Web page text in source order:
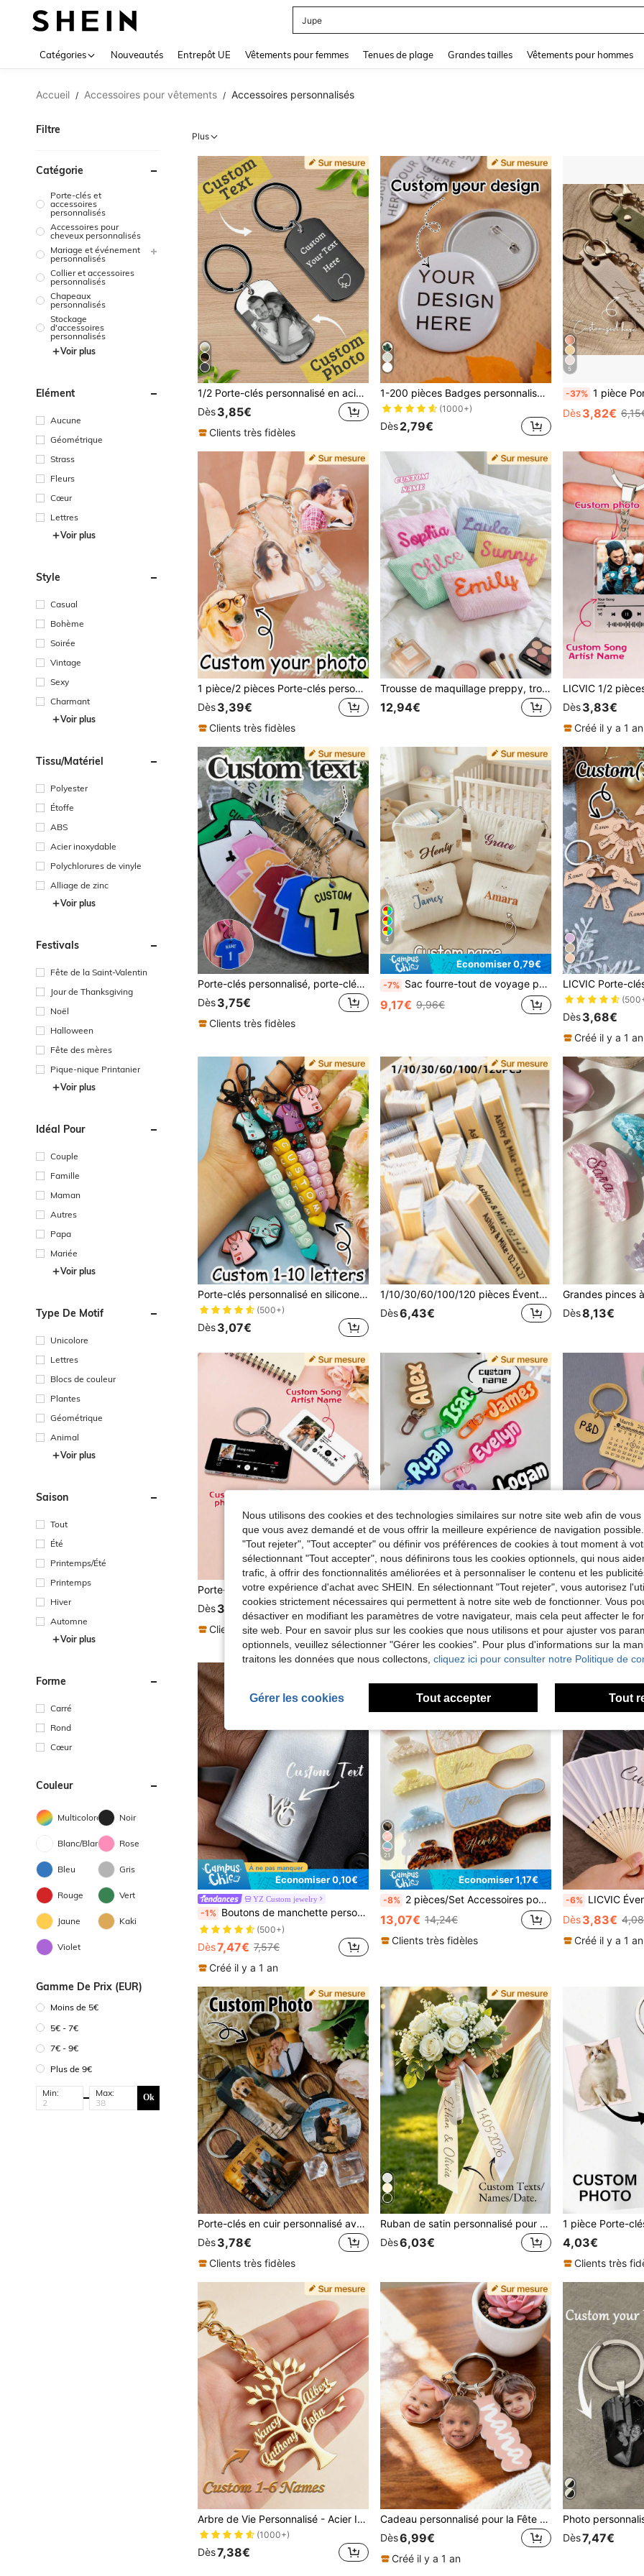
Jupe
Catégories Nouveautés Entrepôt UE Vêtements pour femmes Tenues de plage Grandes tailles Vêtements pour hommes
Accueil / Accessoires pour vêtements / Accessoires personnalisés
Filtre
Catégorie
Porte-clés et
accessoires
personnalisés
Accessoires pour
cheveux personnalisés
Mariage et événement
personnalisés
Collier et accessoires
personnalisés
Chapeaux
personnalisés
Stockage
d'accessoires
personnalisés
Voir plus
Élément
Aucune
Géométrique
Strass
Fleurs
Cœur
Lettres
Voir plus
Style
Casual
Bohème
Soirée
Vintage
Sexy
Charmant
Voir plus
Tissu/matériel
Polyester
Étoffe
ABS
Acier inoxydable
Polychlorures de vinyle
Alliage de zinc
Voir plus
Festivals
Fête de la Saint-Valentin
Jour de Thanksgiving
Noël
Halloween
Fête des mères
Pique-nique Printanier
Voir plus
Idéal Pour
Couple
Famille
Maman
Autres
Papa
Mariée
Voir plus
Type De Motif
Unicolore
Lettres
Blocs de couleur
Plantes
Géométrique
Animal
Voir plus
Saison
Tout
Été
Printemps/Été
Printemps
Hiver
Automne
Voir plus
Forme
Carré
Rond
Cœur
Couleur
Multicolore Noir
Blanc/Blanche Rose
Bleu Gris
Rouge Vert
Jaune Kaki
Violet
Gamme De Prix (EUR)
Moins de 5€
5€ - 7€
7€ - 9€
Plus de 9€
Min: Max: Ok
Plus
1/2 Porte-clés personnalisé en acier inoxydable avec photo & texte, pendentif neutre, porte-clés de couple, cadeau personnalisé pour la Saint-Valentin, taille : 5x3 cm, 4 styles, cadeau d'anniversaire
Dès3,85€
Clients très fidèles
1-200 pièces Badges personnalisés, Boutons personnalisés, Broches personnalisées, Boutons, Images/Textes/Designs personnalisables, Accessoires de boutons pour sac à dos., Cadeau personnalisé
(1000+)
Dès2,79€
5
-37% 1 pièce Porte-clés personnalisé avec marguerite perlée | Cuir synthétique | Charm floral fait main | Cadeau de rentrée scolaire
Dès 3,82€
1 pièce/2 pièces Porte-clés personnalisé avec nom et photo, pendentif de sac à dos pour femmes, porte-clés en acrylique pour couples, amis, animaux de compagnie, photos personnalisées, cadeau unique
Dès3,39€
Clients très fidèles
Trousse de maquillage preppy, trousse de maquillage personnalisée en seersucker, trousse de toilette de voyage rayée, pochette de plage personnalisée, cadeau de sororité, pochette de maquillage western
12,94€
Dès 3,83€
Créé il y a 1 an
Porte-clés personnalisé, porte-clés avec numéro et nom de maillot personnalisés, porte-clés en acrylique personnalisé, design sportif, breloques de sac, acier inoxydable, acrylique, cadeau sportif personnalisé
Dès3,75€
Clients très fidèles
4
Économiser 0,79€
-7% Sac fourre-tout de voyage personnalisé avec motif ours et lapin brodé - mignon, adapté au rangement familial, essentiel d'organisation, moderne, coloré, adorable, cadeau pour elle
9,17€ 9,96€
Dès 3,68€
Créé il y a 1 an
Porte-clés personnalisé en silicone avec breloque de nom et lettres colorées, uniforme d'infirmière, breloques de sac à main pour sacs à main, porte-clés pour femmes, hommes et enfants, cadeaux pour infirmières
(500+)
Dès3,07€
1/10/30/60/100/120 pièces Éventails personnalisés gravés au laser, éventails décoratifs cadeaux, fournitures de mariage, cadeaux d'invités créatifs, accessoires de fête, fournitures de fête d'anniversaire, ensemble de cadeaux d'éventails, cadeau de douche nuptiale, anniversaire
Dès6,43€
Dès8,13€
Porte-clés personnalisé en acrylique avec lecteur de musique, porte-clés photo, ornements de sac, porte-clés pour femmes et hommes, code de musique scannable, cadeaux d'anniversaire, cadeaux de mariage, cadeau d'anniversaire
Dès3,49€
Clients très fidèles
Économiser 0,01€
1 pièce Porte-clés en acrylique avec nom, accessoire DIY, convient pour les sacs à main, les sacs à dos, les bagages, étiquette de nom pour anniversaire et vacances, cadeau pour la famille et les amis, cadeau personnalisé
7,68€ 7,69€
Dès 3,93€
Clients très
Économiser 0,10€
YZ Custom jewelry
-1% Boutons de manchette personnalisés avec monogramme en acier inoxydable pour chemise formelle pour hommes, bijoux, vintage, décontracté, style old money, cadeaux pour lui, petit ami, anniversaire, anniversaire de mariage, mariage, remise de diplôme, fête des pères, cadeau pour le marié
(500+)
Dès7,47€ 7,57€
Créé il y a 1 an
21
Économiser 1,17€
-8% 2 pièces/Set Accessoires pour cheveux personnalisés gravés au laser, pince à cheveux personnalisée avec nom, peigne à cheveux, texture marbre acrylique, grande pince à cheveux, cadeau personnalisé
13,07€ 14,24€
Clients très fidèles
-6% LICVIC Éventails pliables personnalisés avec texte, éventail à main en bois personnalisé,
Dès 3,83€
Créé il y a 1 an
Porte-clés en cuir personnalisé avec photo, porte-clés personnalisé avec nom pour photos d'animaux de compagnie, de couple, de famille, décoration de sac, cadeau parfait
Dès3,78€
Clients très fidèles
Ruban de satin personnalisé pour bouquet de mariée, ruban de satin personnalisé avec nom et date de la mariée, emballage de bouquet imprimé personnalisé, souvenir de mariage personnalisé, cadeau de douche nuptiale, 3 tailles, anniversaire, bouquet de mariée, décoration de fête de mariage, cadeau unique
Dès6,03€ 4,03€
Clients très
Arbre de Vie Personnalisé - Acier Inoxydable, Noms Personnalisés 1-6, Cadeau pour Maman, Sœur, Grand-mère - Bijoux pour Femmes, Cadeau d'Anniversaire, Or, Vintage, Unisexe, Simple, Décontracté, Cadeau pour la Fête des Mères, Lien Familial
(1000+)
Dès7,38€
Cadeau personnalisé pour la Fête des Pères, Porte-clés personnalisé pour papa avec pendentif visage d'enfant, Porte-clés acrylique personnalisé amusant avec visage d'enfant, Cadeau de Noël, Cadeau unique
Dès6,99€
Créé il y a 1 an
Dès7,47€
Nous utilisons des cookies et des technologies similaires sur notre site web afin de
que vous avez demandé et de vous offrir la meilleure expérience de navigation
"Tout rejeter", "Tout accepter" ou définir vos préférences de cookies à tout moment à
sélectionnant "Tout accepter", nous définirons tous les cookies optionnels, qui nous
trafic, à offrir des fonctionnalités améliorées et à personnaliser le contenu et les
votre expérience d'achat avec SHEIN. En sélectionnant "Tout rejeter", vous autorisez
cookies strictement nécessaires qui permettent à notre site web de fonctionner. Vous
désactiver en modifiant les paramètres de votre navigateur, mais cela peut affecter le
site web. Pour en savoir plus sur les cookies que nous utilisons et pour ajuster vos
optionnels, veuillez sélectionner "Gérer les cookies". Pour plus d'informations sur la
traitons les données que nous collectons, cliquez ici pour consulter notre Politique de
Gérer les cookies Tout accepter Tout